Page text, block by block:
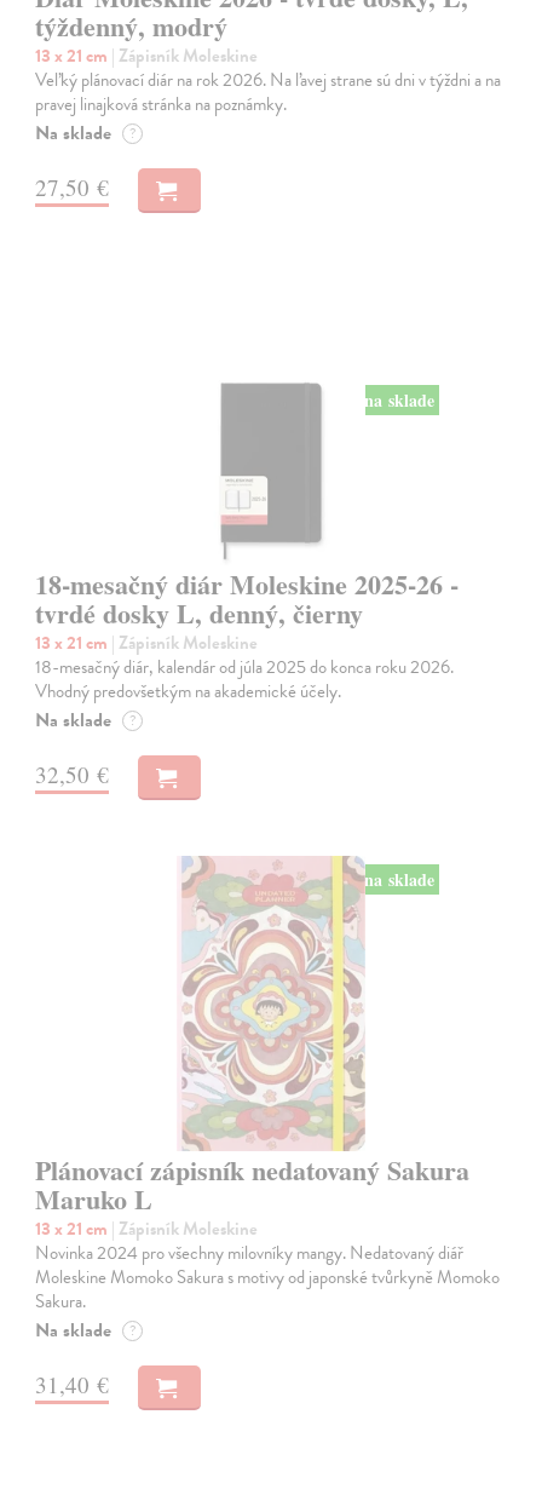
týždenný, modrý
13 x 21 cm | Zápisník Moleskine
Veľký plánovací diár na rok 2026. Na ľavej strane sú dni v týždni a na
pravej linajková stránka na poznámky.
Na sklade ?
27,50 €
na sklade
18-mesačný diár Moleskine 2025-26 -
tvrdé dosky L, denný, čierny
13 x 21 cm | Zápisník Moleskine
18-mesačný diár, kalendár od júla 2025 do konca roku 2026.
Vhodný predovšetkým na akademické účely.
Na sklade ?
32,50 €
na sklade
Plánovací zápisník nedatovaný Sakura
Maruko L
13 x 21 cm | Zápisník Moleskine
Novinka 2024 pro všechny milovníky mangy. Nedatovaný diář
Moleskine Momoko Sakura s motivy od japonské tvůrkyně Momoko
Sakura.
Na sklade ?
31,40 €